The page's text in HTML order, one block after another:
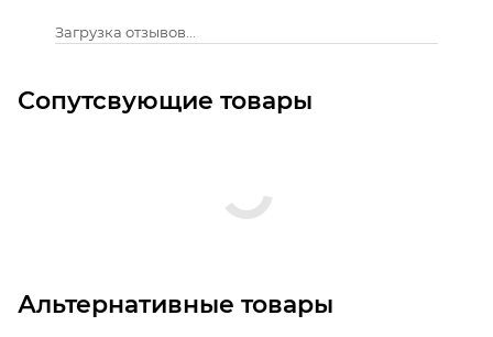
Загрузка отзывов...
Сопутсвующие товары
Альтернативные товары